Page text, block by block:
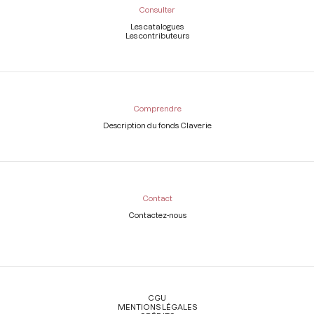
Consulter
Les catalogues
Les contributeurs
Comprendre
Description du fonds Claverie
Contact
Contactez-nous
Légal
CGU
MENTIONS LÉGALES